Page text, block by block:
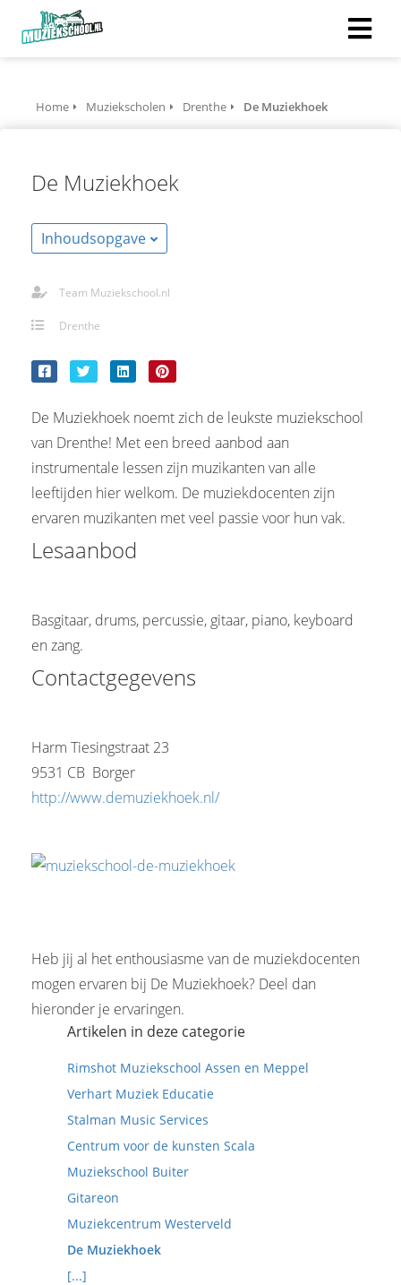
Home Muziekscholen Drenthe De Muziekhoek
De Muziekhoek
Inhoudsopgave
Team Muziekschool.nl
Drenthe
De Muziekhoek noemt zich de leukste muziekschool
van Drenthe! Met een breed aanbod aan
instrumentale lessen zijn muzikanten van alle
leeftijden hier welkom. De muziekdocenten zijn
ervaren muzikanten met veel passie voor hun vak.
Lesaanbod
Basgitaar, drums, percussie, gitaar, piano, keyboard
en zang.
Contactgegevens
Harm Tiesingstraat 23
9531 CB Borger
http://www.demuziekhoek.nl/
Heb jij al het enthousiasme van de muziekdocenten
mogen ervaren bij De Muziekhoek? Deel dan
hieronder je ervaringen.
Artikelen in deze categorie
Rimshot Muziekschool Assen en Meppel
Verhart Muziek Educatie
Stalman Music Services
Centrum voor de kunsten Scala
Muziekschool Buiter
Gitareon
Muziekcentrum Westerveld
De Muziekhoek
[...]